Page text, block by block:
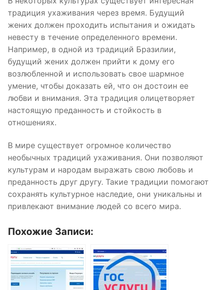
традиция ухаживания через время. Будущий
жених должен проходить испытания и ожидать
невесту в течение определенного времени.
Например, в одной из традиций Бразилии,
будущий жених должен прийти к дому его
возлюбленной и использовать свое шармное
умение, чтобы доказать ей, что он достоин ее
любви и внимания. Эта традиция олицетворяет
настоящую преданность и стойкость в
отношениях.
В мире существует огромное количество
необычных традиций ухаживания. Они позволяют
культурам и народам выражать свою любовь и
преданность друг другу. Такие традиции помогают
сохранять культурное наследие, они уникальны и
привлекают внимание людей со всего мира.
Похожие Записи: